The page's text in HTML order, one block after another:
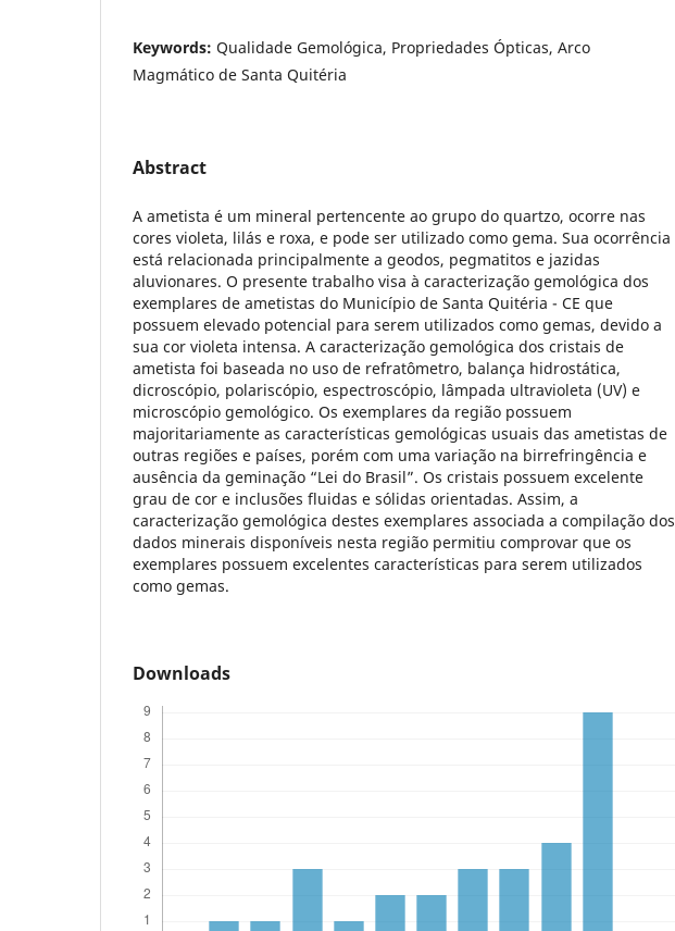
Keywords: Qualidade Gemológica, Propriedades Ópticas, Arco
Magmático de Santa Quitéria
Abstract
A ametista é um mineral pertencente ao grupo do quartzo, ocorre nas
cores violeta, lilás e roxa, e pode ser utilizado como gema. Sua ocorrência
está relacionada principalmente a geodos, pegmatitos e jazidas
aluvionares. O presente trabalho visa à caracterização gemológica dos
exemplares de ametistas do Município de Santa Quitéria - CE que
possuem elevado potencial para serem utilizados como gemas, devido a
sua cor violeta intensa. A caracterização gemológica dos cristais de
ametista foi baseada no uso de refratômetro, balança hidrostática,
dicroscópio, polariscópio, espectroscópio, lâmpada ultravioleta (UV) e
microscópio gemológico. Os exemplares da região possuem
majoritariamente as características gemológicas usuais das ametistas de
outras regiões e países, porém com uma variação na birrefringência e
ausência da geminação “Lei do Brasil”. Os cristais possuem excelente
grau de cor e inclusões fluidas e sólidas orientadas. Assim, a
caracterização gemológica destes exemplares associada a compilação dos
dados minerais disponíveis nesta região permitiu comprovar que os
exemplares possuem excelentes características para serem utilizados
como gemas.
Downloads